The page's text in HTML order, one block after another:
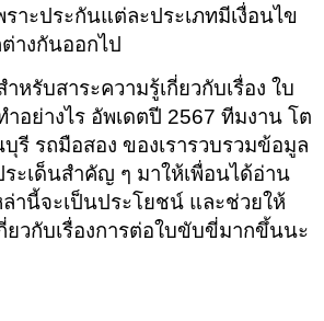
าะประกันแต่ละประเภทมีเงื่อนไข
างกันออกไป
หรับสาระความรู้เกี่ยวกับเรื่อง ใบ
อย่างไร อัพเดตปี 2567 ทีมงาน โต
รี รถมือสอง ของเรารวบรวมข้อมูล
ะเด็นสำคัญ ๆ มาให้เพื่อนได้อ่าน
านี้จะเป็นประโยชน์ และช่วยให้
ยวกับเรื่องการต่อใบขับขี่มากขึ้นนะ